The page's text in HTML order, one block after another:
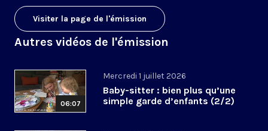
Visiter la page de l'émission
Autres vidéos de l'émission
06:07
Mercredi 1 juillet 2026
Baby-sitter : bien plus qu’une
simple garde d’enfants (2/2)